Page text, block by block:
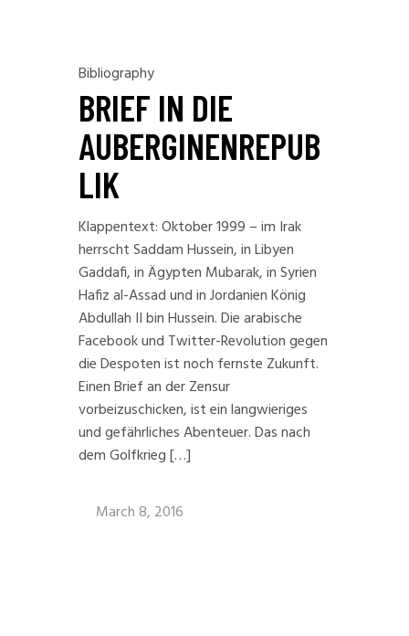
Bibliography
BRIEF IN DIE
AUBERGINENREPUB
LIK
Klappentext: Oktober 1999 – im Irak
herrscht Saddam Hussein, in Libyen
Gaddafi, in Ägypten Mubarak, in Syrien
Hafiz al-Assad und in Jordanien König
Abdullah II bin Hussein. Die arabische
Facebook und Twitter-Revolution gegen
die Despoten ist noch fernste Zukunft.
Einen Brief an der Zensur
vorbeizuschicken, ist ein langwieriges
und gefährliches Abenteuer. Das nach
dem Golfkrieg […]
March 8, 2016